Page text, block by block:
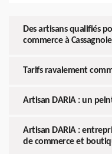
Des artisans qualifiés
commerce à
Tarifs ravalement
Artisan DARIA : un
Artisan DARIA :
de commerce et